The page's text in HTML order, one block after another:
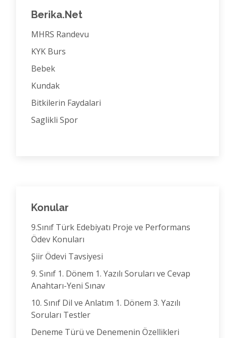
Berika.Net
MHRS Randevu
KYK Burs
Bebek
Kundak
Bitkilerin Faydalari
Saglikli Spor
Konular
9.Sınıf Türk Edebiyatı Proje ve Performans
Ödev Konuları
Şiir Ödevi Tavsiyesi
9. Sınıf 1. Dönem 1. Yazılı Soruları ve Cevap
Anahtarı-Yeni Sınav
10. Sınıf Dil ve Anlatım 1. Dönem 3. Yazılı
Soruları Testler
Deneme Türü ve Denemenin Özellikleri